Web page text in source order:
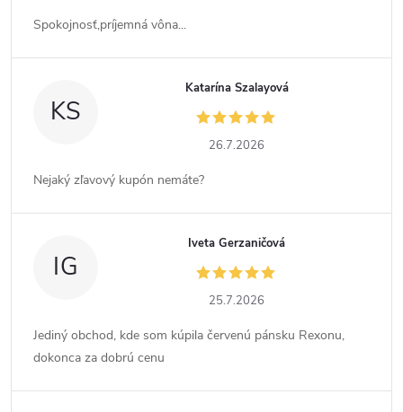
Spokojnosť,príjemná vôna...
KS
Katarína Szalayová
26.7.2026
Nejaký zľavový kupón nemáte?
IG
Iveta Gerzaničová
25.7.2026
Jediný obchod, kde som kúpila červenú pánsku Rexonu,
dokonca za dobrú cenu